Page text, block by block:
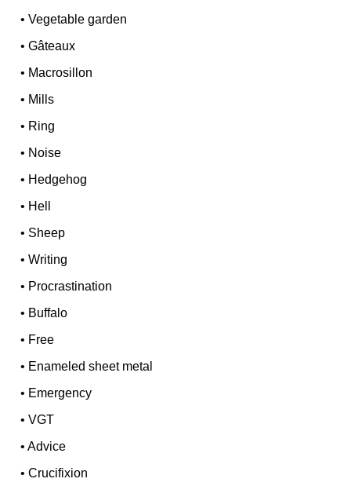
•Vegetable garden
•Gâteaux
• Macrosillon
• Mills
• Ring
• Noise
• Hedgehog
• Hell
• Sheep
•Writing
• Procrastination
• Buffalo
• Free
• Enameled sheet metal
• Emergency
•VGT
•Advice
•Crucifixion